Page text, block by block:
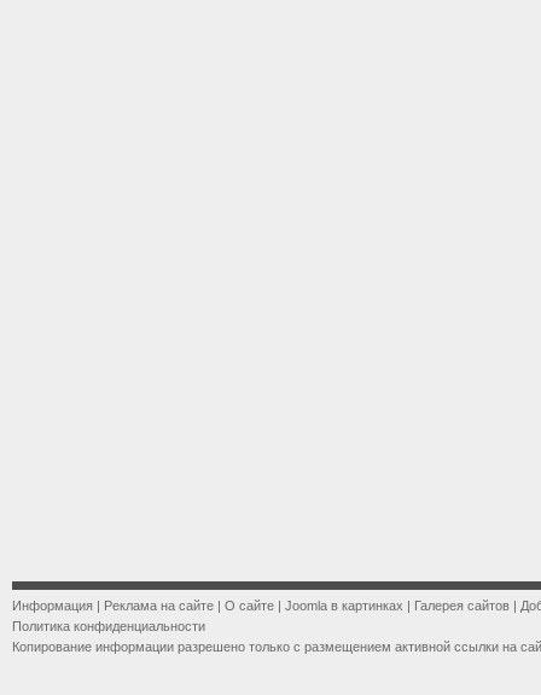
Информация | Реклама на сайте | О сайте | Joomla в картинках | Галерея сайтов |
Политика конфиденциальности
Копирование информации разрешено только с размещением активной ссылки на